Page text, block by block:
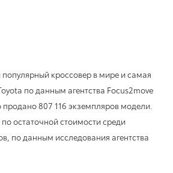
кроссовер в мире и самая
по данным агентства Focus2move
продано 807 116 экземпляров модели.
остаточной стоимости среди
по данным исследования агентства